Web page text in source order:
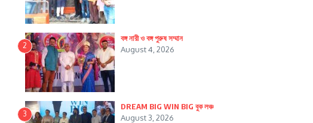
2
বঙ্গ নারী ও বঙ্গ পুরুষ সম্মান
August 4, 2026
3
DREAM BIG WIN BIG বুক লঞ্চ
August 3, 2026